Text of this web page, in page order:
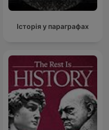
Історія у параграфах